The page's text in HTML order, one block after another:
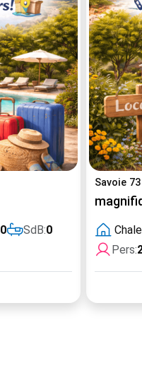
0 SdB:0
Savoie 73
Pers: